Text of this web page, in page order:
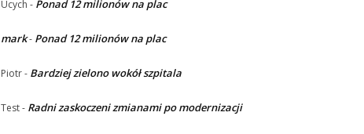
Ucych - Ponad 12 milionów na plac
mark- Ponad 12 milionów na plac
Piotr- Bardziej zielono wokół szpitala
Test- Radni zaskoczeni zmianami po modernizacji